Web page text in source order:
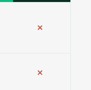
✕
✕